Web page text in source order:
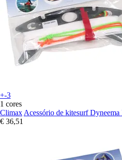
+-3
1 cores
Climax Acessório de kitesurf
€ 36,51